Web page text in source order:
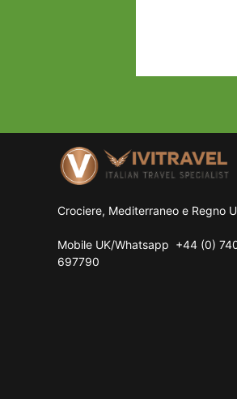
Crociere, Mediterraneo e Regno
Mobile UK/Whatsapp +44 (0)
697790